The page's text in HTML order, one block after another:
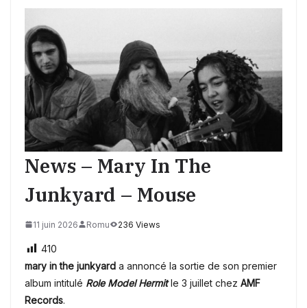
News – Mary In The
Junkyard – Mouse
11 juin 2026 Romu 236 Views
410
mary in the junkyard a annoncé la sortie de son premier
album intitulé Role Model Hermitle 3 juillet chez AMF
Records.